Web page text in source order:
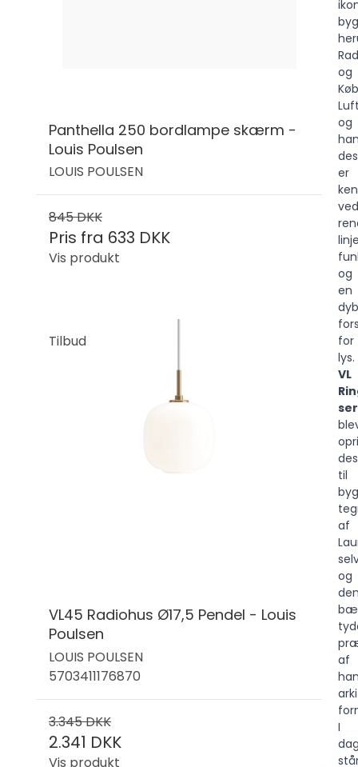
Panthella 250 bordlampe skærm -
Louis Poulsen
LOUIS POULSEN
845 DKK
Pris fra 633 DKK
Vis produkt
Tilbud
VL45 Radiohus Ø17,5 Pendel - Louis
Poulsen
LOUIS POULSEN
5703411176870
3.345 DKK
2.341 DKK
Vis produkt
og
og
er
ved
og
en
dyb
for
lys.
VL
til
af
og
af
I